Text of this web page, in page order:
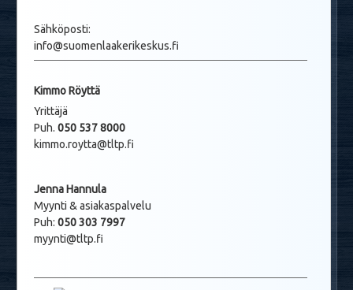
Sähköposti:
info@suomenlaakerikeskus.fi
Kimmo Röyttä
Yrittäjä
Puh. 050 537 8000
kimmo.roytta@tltp.fi
Jenna Hannula
Myynti & asiakaspalvelu
Puh: 050 303 7997
myynti@tltp.fi